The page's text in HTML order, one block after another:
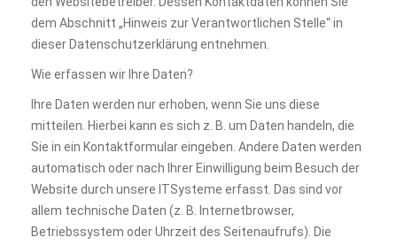
dem Abschnitt „Hinweis zur Verantwortlichen Stelle“ in
dieser Datenschutzerklärung entnehmen.
Wie erfassen wir Ihre Daten?
Ihre Daten werden nur erhoben, wenn Sie uns diese
mitteilen. Hierbei kann es sich z. B. um Daten handeln, die
Sie in ein Kontaktformular eingeben. Andere Daten werden
automatisch oder nach Ihrer Einwilligung beim Besuch der
Website durch unsere ITSysteme erfasst. Das sind vor
allem technische Daten (z. B. Internetbrowser,
Betriebssystem oder Uhrzeit des Seitenaufrufs). Die